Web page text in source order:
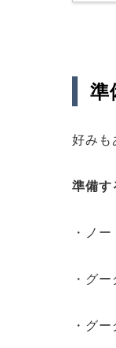
準
好み
準備す
・ノ
・グ
・グ